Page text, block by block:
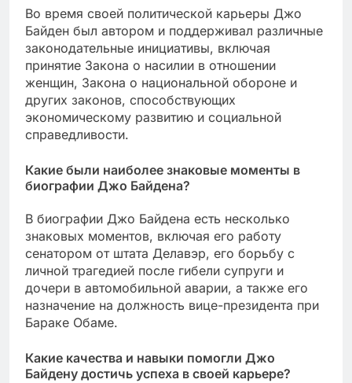
Во время своей политической карьеры Джо
Байден был автором и поддерживал различные
законодательные инициативы, включая
принятие Закона о насилии в отношении
женщин, Закона о национальной обороне и
других законов, способствующих
экономическому развитию и социальной
справедливости.
Какие были наиболее знаковые моменты в
биографии Джо Байдена?
В биографии Джо Байдена есть несколько
знаковых моментов, включая его работу
сенатором от штата Делавэр, его борьбу с
личной трагедией после гибели супруги и
дочери в автомобильной аварии, а также его
назначение на должность вице-президента при
Бараке Обаме.
Какие качества и навыки помогли Джо
Байдену достичь успеха в своей карьере?